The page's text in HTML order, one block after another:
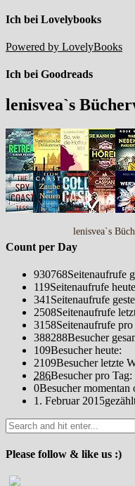
Ich bei Lovelybooks
Powered by LovelyBooks
Ich bei Goodreads
lenisvea`s
lenisvea`s
Count per Day
930768Seitenaufrufe
119Seitenaufrufe
341 Seitenaufrufe
2508Seitenaufrufe
3158Seitenaufrufe
388288Besucher
109Besucher heute:
2109Besucher letzte
286Besucher pro Tag:
0Besucher momentan
1. Februar 2015
Please follow & like us :)